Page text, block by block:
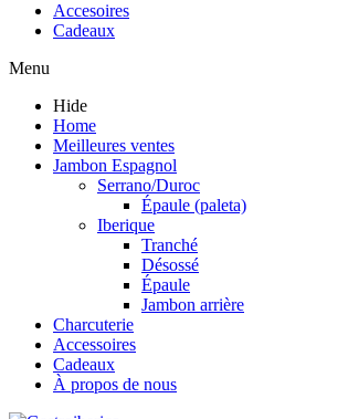
Accesoires
Cadeaux
Menu
Hide
Home
Meilleures ventes
Jambon Espagnol
Serrano/Duroc
Épaule (paleta)
Iberique
Tranché
Désossé
Épaule
Jambon arrière
Charcuterie
Accessoires
Cadeaux
À propos de nous